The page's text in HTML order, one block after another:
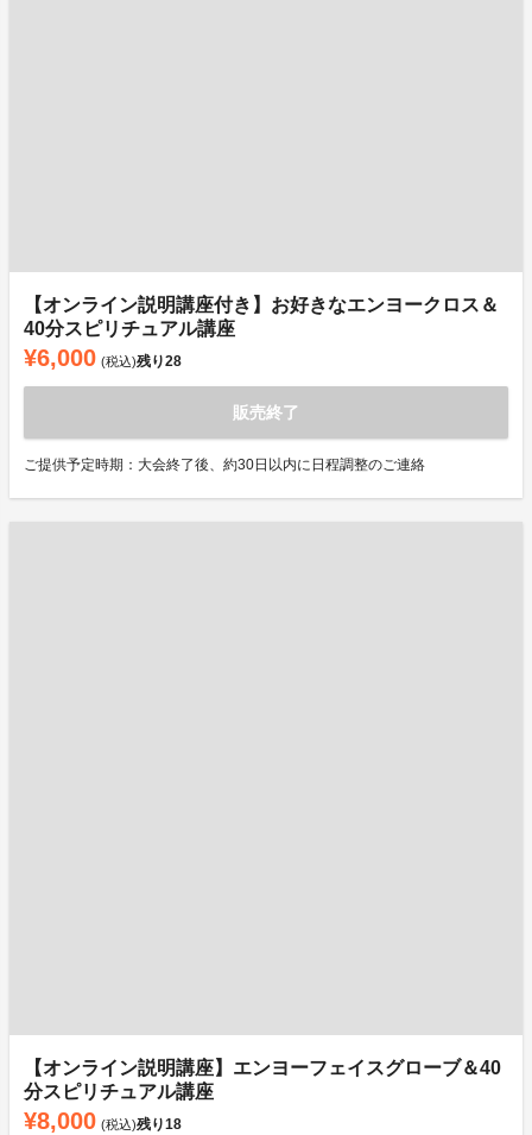
【オンライン説明講座付き】お好きなエンヨークロス＆
40分スピリチュアル講座
¥6,000 (税込)残り28
販売終了
ご提供予定時期：大会終了後、約30日以内に日程調整のご連絡
【オンライン説明講座】エンヨーフェイスグローブ＆40
分スピリチュアル講座
¥8,000 (税込)残り18